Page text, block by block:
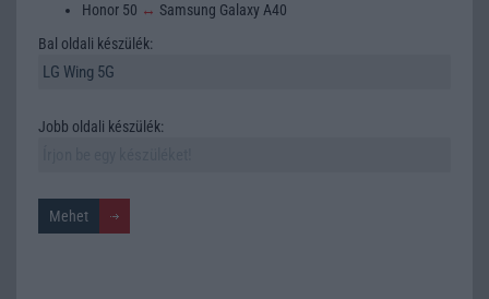
Honor 50 ↔ Samsung Galaxy A40
Bal oldali készülék:
Jobb oldali készülék: